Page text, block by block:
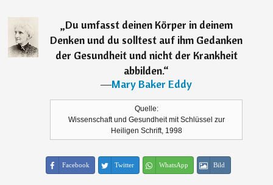
„Du umfasst deinen Körper in deinem
Denken und du solltest auf ihm Gedanken
der Gesundheit und nicht der Krankheit
abbilden.“
―Mary Baker Eddy
Quelle:
Wissenschaft und Gesundheit mit Schlüssel zur
Heiligen Schrift, 1998
Facebook Twitter WhatsApp Bild